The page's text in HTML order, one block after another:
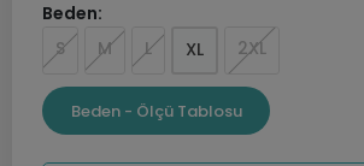
Beden:
S
M L XL 2XL
Beden - Ölçü Tablosu